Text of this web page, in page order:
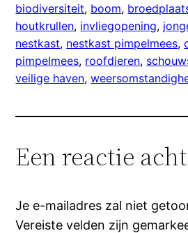
biodiversiteit, boom,
houtkrullen, invliegopening,
nestkast, nestkast pimpelmees,
pimpelmees, roofdieren,
veilige haven,
Een reactie
Je e-mailadres zal niet
Vereiste velden zijn